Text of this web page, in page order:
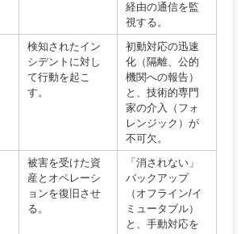
経由の通信を監
視する。
検知されたイン
シデントに対し
て行動を起こ
す。
初動対応の迅速
化（隔離、公的
機関への報告）
と、技術的専門
家の介入（フォ
レンジック）が
不可欠。
被害を受けた資
産とオペレーシ
ョンを復旧させ
る。
「消されない」
バックアップ
（オフライン/イ
ミュータブル）
と、手動対応を